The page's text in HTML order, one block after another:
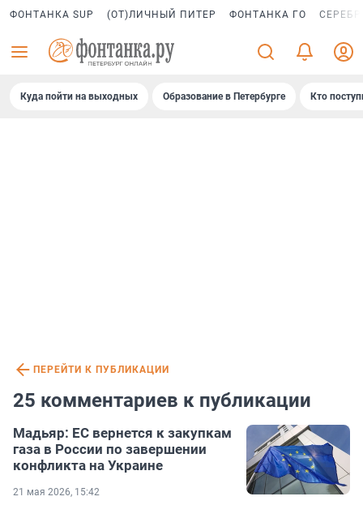
ФОНТАНКА SUP (ОТ)ЛИЧНЫЙ ПИТЕР ФОНТАНКА ГО
Куда пойти на выходных Образование в Петербурге Кто
ПЕРЕЙТИ К ПУБЛИКАЦИИ
25 комментариев к публикации
Мадьяр: ЕС вернется к закупкам
газа в России по завершении
конфликта на Украине
21 мая 2026, 15:42